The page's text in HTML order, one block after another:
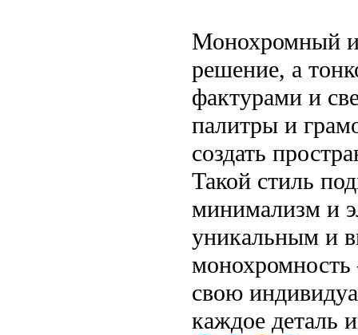
Монохромный
решение, а
фактурами и
палитры и
создать
Такой стиль
минимализм и
уникальным и
свою
каждое деталь